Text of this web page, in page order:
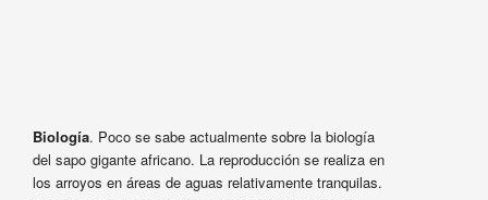
Biología. Poco se sabe actualmente sobre la biología
del sapo gigante africano. La reproducción se realiza en
los arroyos en áreas de aguas relativamente tranquilas.